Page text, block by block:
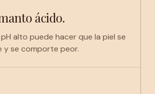
ácido.
alto puede hacer que la piel se
y se comporte peor.